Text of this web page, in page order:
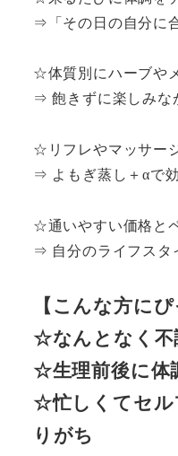
⇒「その日の自分に
☆体質別にハーブや
⇒ 飽きずに楽しみな
☆リフレやマッサー
⇒ よもぎ蒸し＋αで
☆通いやすい価格と
⇒ 自分のライフスタ
【こんな方にぴ
☆なんとなく不
☆生理前後に体
☆忙しくてセル
りがち